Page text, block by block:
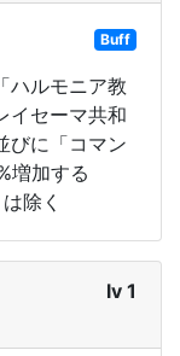
Buff
ハルモニア教
イセーマ共和
びに「コマン
増加する
除く
lv 1